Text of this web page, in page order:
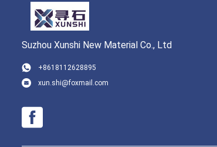
Suzhou Xunshi New Material Co., Ltd
+8618112628895
xun.shi@foxmail.com